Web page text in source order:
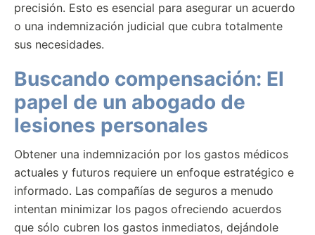
precisión. Esto es esencial para asegurar un acuerdo
o una indemnización judicial que cubra totalmente
sus necesidades.
Buscando compensación: El
papel de un abogado de
lesiones personales
Obtener una indemnización por los gastos médicos
actuales y futuros requiere un enfoque estratégico e
informado. Las compañías de seguros a menudo
intentan minimizar los pagos ofreciendo acuerdos
que sólo cubren los gastos inmediatos, dejándole